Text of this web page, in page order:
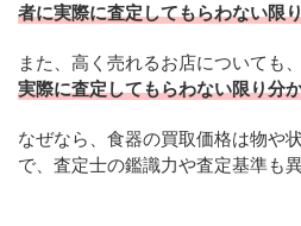
者に実際に査定してもらわない限
また、高く売れるお店についても、
実際に査定してもらわない限り分
なぜなら、食器の買取価格は物や
で、査定士の鑑識力や査定基準も